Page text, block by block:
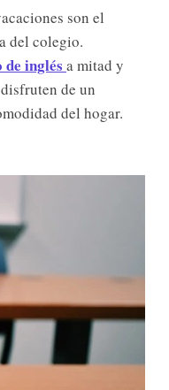
son el
del colegio.
inglés a mitad y
de un
del hogar.